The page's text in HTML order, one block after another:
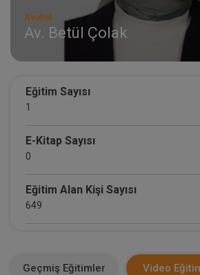
Avukat
Av. Betül Çolak
Eğitim Sayısı
1
E-Kitap Sayısı
0
Eğitim Alan Kişi Sayısı
649
Geçmiş Eğitimler Video